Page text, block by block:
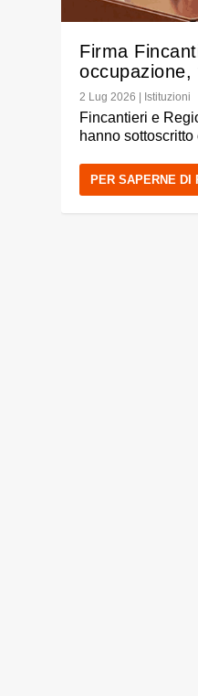
Firma
2 Lug 2026 | Istituzioni
Fincantieri e
hanno
PER SAPERNE DI